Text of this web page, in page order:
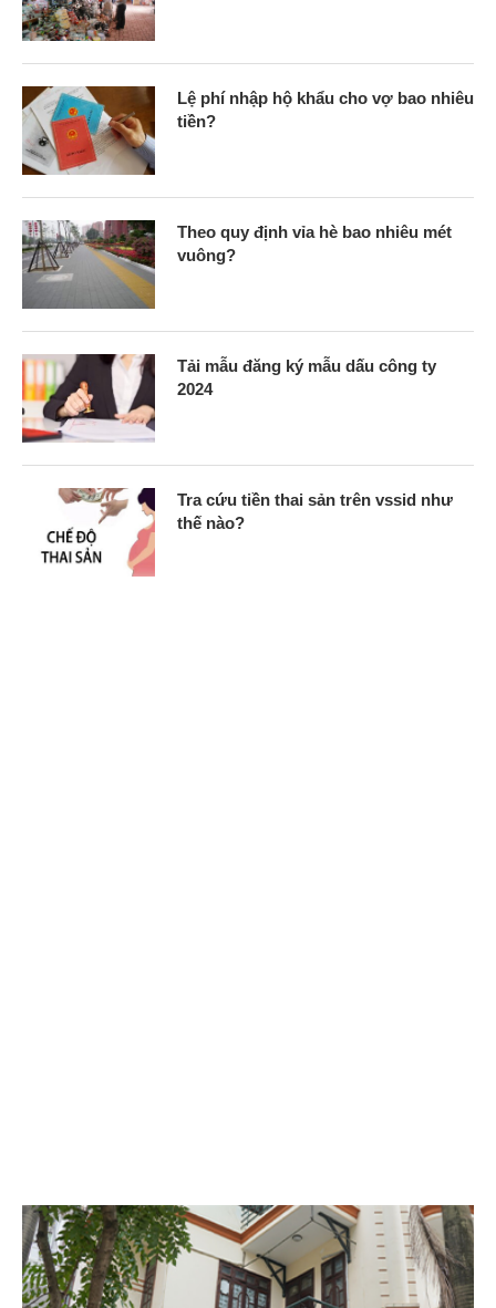
Lệ phí nhập hộ khẩu cho vợ bao nhiêu
tiền?
Theo quy định vỉa hè bao nhiêu mét
vuông?
Tải mẫu đăng ký mẫu dấu công ty
2024
Tra cứu tiền thai sản trên vssid như
thế nào?